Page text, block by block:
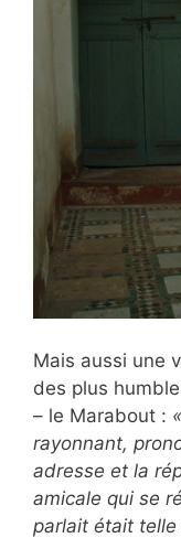
Mais aussi une
des plus
– le Marabout :
rayonnant,
adresse et la
amicale qui se
parlait était telle